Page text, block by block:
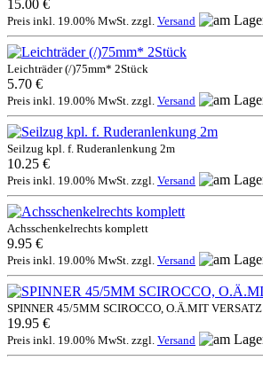
15.00 €
Preis inkl. 19.00% MwSt. zzgl. Versand
Leichträder (/)75mm* 2Stück
5.70 €
Preis inkl. 19.00% MwSt. zzgl. Versand
Seilzug kpl. f. Ruderanlenkung 2m
10.25 €
Preis inkl. 19.00% MwSt. zzgl. Versand
Achsschenkelrechts komplett
9.95 €
Preis inkl. 19.00% MwSt. zzgl. Versand
SPINNER 45/5MM SCIROCCO, O.Ä.MIT VERSATZ
19.95 €
Preis inkl. 19.00% MwSt. zzgl. Versand